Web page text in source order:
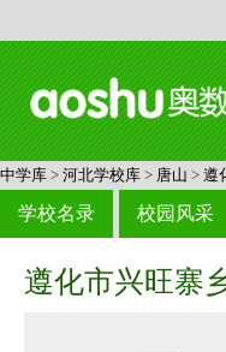
中学库 > 河北学校库 > 唐山 > 遵
学校名录 校园风采
遵化市兴旺寨